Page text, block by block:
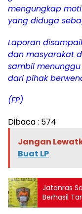
mengungkap
yang diduga
Laporan
dan masyarakat
sambil
dari pihak
(FP)
Dibaca : 574
Jangan
Buat LP
Jatanras
Berhasil
Warung